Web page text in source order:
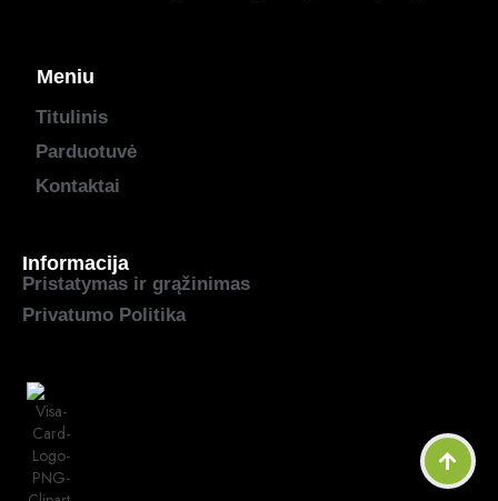
Meniu
Titulinis
Parduotuvė
Kontaktai
Informacija
Pristatymas ir grąžinimas
Privatumo Politika